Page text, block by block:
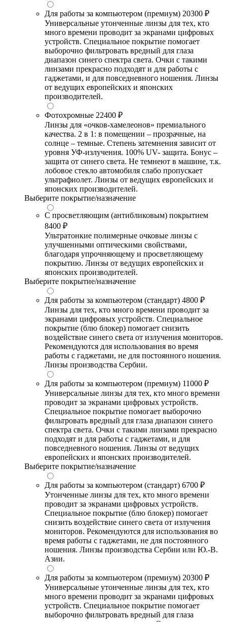
Для работы за компьютером (премиум) 20300 ₽
Универсальные утонченные линзы для тех, кто
много времени проводит за экранами цифровых
устройств. Специальное покрытие помогает
выборочно фильтровать вредный для глаза
диапазон синего спектра света. Очки с такими
линзами прекрасно подходят и для работы с
гаджетами, и для повседневного ношения. Линзы
от ведущих европейских и японских
производителей.
Фотохромные 22400 ₽
Линзы для «очков-хамелеонов» премиального
качества. 2 в 1: в помещении – прозрачные, на
солнце – темные. Степень затемнения зависит от
уровня УФ-излучения. 100% UV- защита. Бонус –
защита от синего света. Не темнеют в машине, т.к.
лобовое стекло автомобиля слабо пропускает
ультрафиолет. Линзы от ведущих европейских и
японских производителей.
Выберите покрытие/назначение
С просветляющим (антибликовым) покрытием
8400 ₽
Ультратонкие полимерные очковые линзы с
улучшенными оптическими свойствами,
благодаря упрочняющему и просветляющему
покрытию. Линзы от ведущих европейских и
японских производителей.
Выберите покрытие/назначение
Для работы за компьютером (стандарт) 4800 ₽
Линзы для тех, кто много времени проводит за
экранами цифровых устройств. Специальное
покрытие (блю блокер) помогает снизить
воздействие синего света от излучения мониторов.
Рекомендуются для использования во время
работы с гаджетами, не для постоянного ношения.
Линзы производства Сербии.
Для работы за компьютером (премиум) 11000 ₽
Универсальные линзы для тех, кто много времени
проводит за экранами цифровых устройств.
Специальное покрытие помогает выборочно
фильтровать вредный для глаза диапазон синего
спектра света. Очки с такими линзами прекрасно
подходят и для работы с гаджетами, и для
повседневного ношения. Линзы от ведущих
европейских и японских производителей.
Выберите покрытие/назначение
Для работы за компьютером (стандарт) 6700 ₽
Утонченные линзы для тех, кто много времени
проводит за экранами цифровых устройств.
Специальное покрытие (блю блокер) помогает
снизить воздействие синего света от излучения
мониторов. Рекомендуются для использования во
время работы с гаджетами, не для постоянного
ношения. Линзы производства Сербии или Ю.-В.
Азии.
Для работы за компьютером (премиум) 20300 ₽
Универсальные утонченные линзы для тех, кто
много времени проводит за экранами цифровых
устройств. Специальное покрытие помогает
выборочно фильтровать вредный для глаза